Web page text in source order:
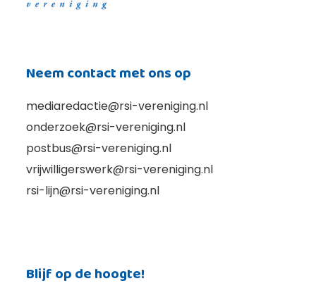
Neem contact met ons op
mediaredactie@rsi-vereniging.nl
onderzoek@rsi-vereniging.nl
postbus@rsi-vereniging.nl
vrijwilligerswerk@rsi-vereniging.nl
rsi-lijn@rsi-vereniging.nl
Blijf op de hoogte!